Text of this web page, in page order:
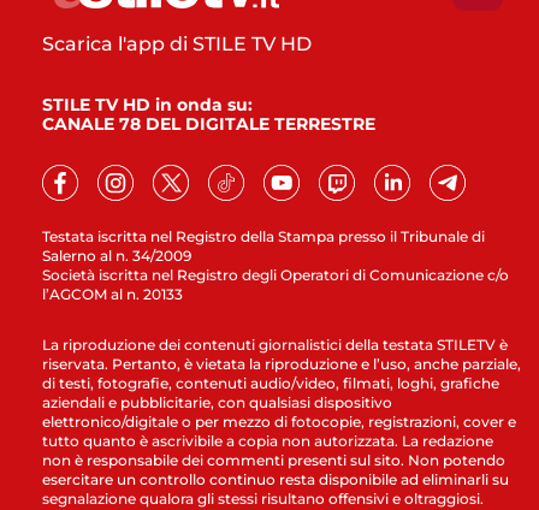
Testata iscritta nel Registro della Stampa presso il Tribunale di
Salerno al n. 34/2009
Società iscritta nel Registro degli Operatori di Comunicazione c/o
l’AGCOM al n. 20133
Scarica l'app di STILE TV HD
STILE TV HD in onda su:
CANALE 78 DEL DIGITALE TERRESTRE
La riproduzione dei contenuti giornalistici della testata STILETV è
riservata. Pertanto, è vietata la riproduzione e l’uso, anche parziale,
di testi, fotografie, contenuti audio/video, filmati, loghi, grafiche
aziendali e pubblicitarie, con qualsiasi dispositivo
elettronico/digitale o per mezzo di fotocopie, registrazioni, cover e
tutto quanto è ascrivibile a copia non autorizzata. La redazione
non è responsabile dei commenti presenti sul sito. Non potendo
esercitare un controllo continuo resta disponibile ad eliminarli su
segnalazione qualora gli stessi risultano offensivi e oltraggiosi.